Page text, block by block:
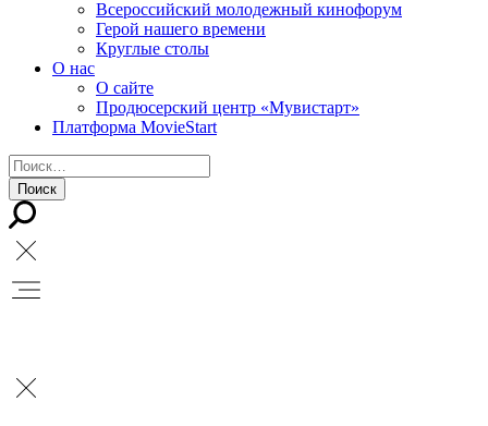
Всероссийский молодежный кинофорум
Герой нашего времени
Круглые столы
О нас
О сайте
Продюсерский центр «Мувистарт»
Платформа MovieStart